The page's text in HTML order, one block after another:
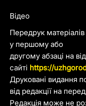
Передрук
у першому або
другому абзаці на
сайті https://
Друковані видання
від редакції на
Редакція може не
Відео